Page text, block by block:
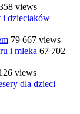
views
i dzieciaków
79 667 views
i mleka 67 702
views
dla dzieci